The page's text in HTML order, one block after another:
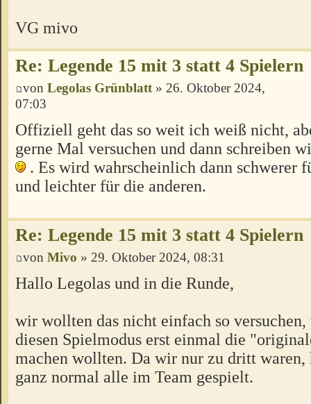
VG mivo
Re: Legende 15 mit 3 statt 4 Spielern
von Legolas Grünblatt » 26. Oktober 2024,
07:03
Offiziell geht das so weit ich weiß nicht,
gerne Mal versuchen und dann schreiben
. Es wird wahrscheinlich dann schwerer
und leichter für die anderen.
Re: Legende 15 mit 3 statt 4 Spielern
von Mivo » 29. Oktober 2024, 08:31
Hallo Legolas und in die Runde,
wir wollten das nicht einfach so
diesen Spielmodus erst einmal die
machen wollten. Da wir nur zu dritt waren,
ganz normal alle im Team gespielt.